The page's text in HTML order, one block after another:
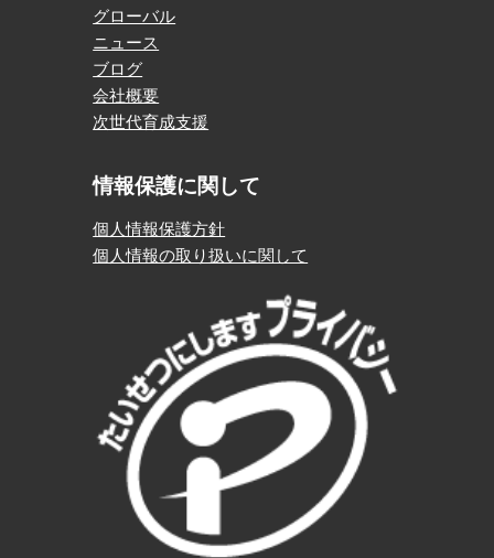
グローバル
ニュース
ブログ
会社概要
次世代育成支援
情報保護に関して
個人情報保護方針
個人情報の取り扱いに関して